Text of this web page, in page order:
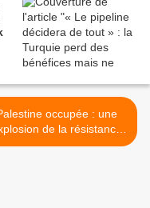
occupée : une
de la résistance
armée est imminente >